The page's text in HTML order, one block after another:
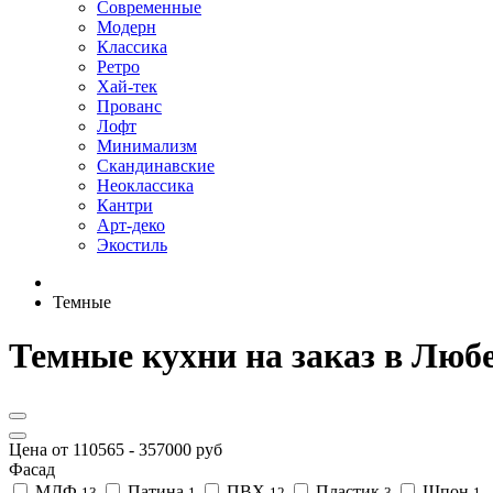
Современные
Модерн
Классика
Ретро
Хай-тек
Прованс
Лофт
Минимализм
Скандинавские
Неоклассика
Кантри
Арт-деко
Экостиль
Темные
Темные кухни на заказ в
Цена от 110565 - 357000 руб
Фасад